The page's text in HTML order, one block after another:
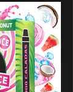
de frescor.